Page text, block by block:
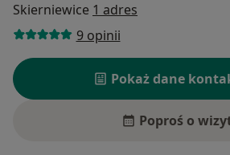
Skierniewice 1 adres
9 opinii
Pokaż dane
Poproś o